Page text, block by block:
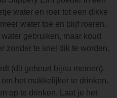
water en roer tot een dikke
water toe en blijf roeren.
gebruiken, maar koud
zonder te snel dik te worden.
(dit gebeurt bijna meteen),
het makkelijker te drinken.
op te drinken. Laat je het